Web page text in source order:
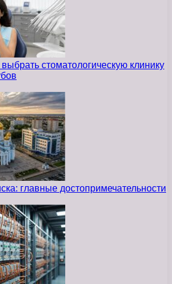
стоматологическую клинику
главные достопримечательности